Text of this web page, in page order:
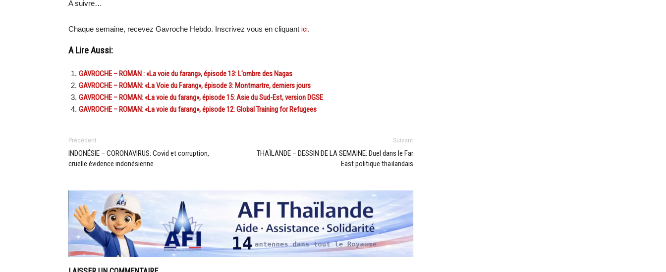
A suivre…
Chaque semaine, recevez Gavroche Hebdo. Inscrivez vous en cliquant ici.
A Lire Aussi:
GAVROCHE – ROMAN : «La voie du farang», épisode 13: L’ombre des Nagas
GAVROCHE – ROMAN: «La Voie du Farang», épisode 3: Montmartre, derniers jours
GAVROCHE – ROMAN: «La voie du farang», épisode 15: Asie du Sud-Est, version DGSE
GAVROCHE – ROMAN: «La voie du farang», épisode 12: Global Training for Refugees
Précédent
INDONÉSIE – CORONAVIRUS: Covid et corruption,
cruelle évidence indonésienne
Suivant
THAÏLANDE – DESSIN DE LA SEMAINE: Duel dans le Far
East politique thaïlandais